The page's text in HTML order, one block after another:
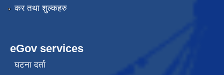
कर तथा शुल्कहरु
eGov services
घटना दर्ता